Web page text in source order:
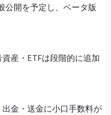
公開を予定し、ベータ版
産・ETFは段階的に追加
金・送金に小口手数料が